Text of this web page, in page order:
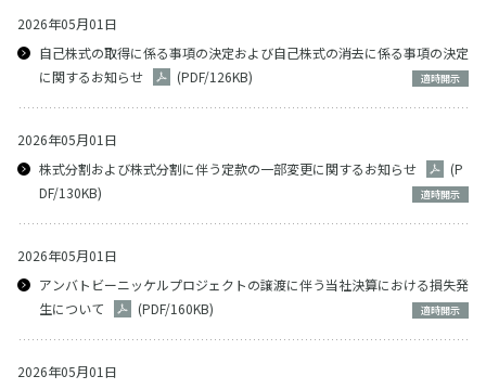
2026年05月01日
自己株式の取得に係る事項の決定および自己株式の消去に係る事項の決定
に関するお知らせ
(PDF/126KB) 適時開示
2026年05月01日
株式分割および株式分割に伴う定款の一部変更に関するお知らせ
(P
DF/130KB)
適時開示
2026年05月01日
アンバトビーニッケルプロジェクトの譲渡に伴う当社決算における損失発
生について
(PDF/160KB) 適時開示
2026年05月01日